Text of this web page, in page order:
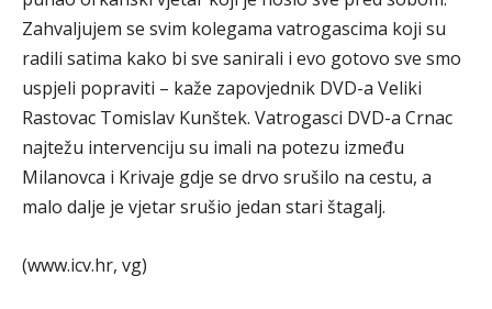
Zahvaljujem se svim kolegama vatrogascima koji su
radili satima kako bi sve sanirali i evo gotovo sve smo
uspjeli popraviti – kaže zapovjednik DVD-a Veliki
Rastovac Tomislav Kunštek. Vatrogasci DVD-a Crnac
najtežu intervenciju su imali na potezu između
Milanovca i Krivaje gdje se drvo srušilo na cestu, a
malo dalje je vjetar srušio jedan stari štagalj.
(www.icv.hr, vg)